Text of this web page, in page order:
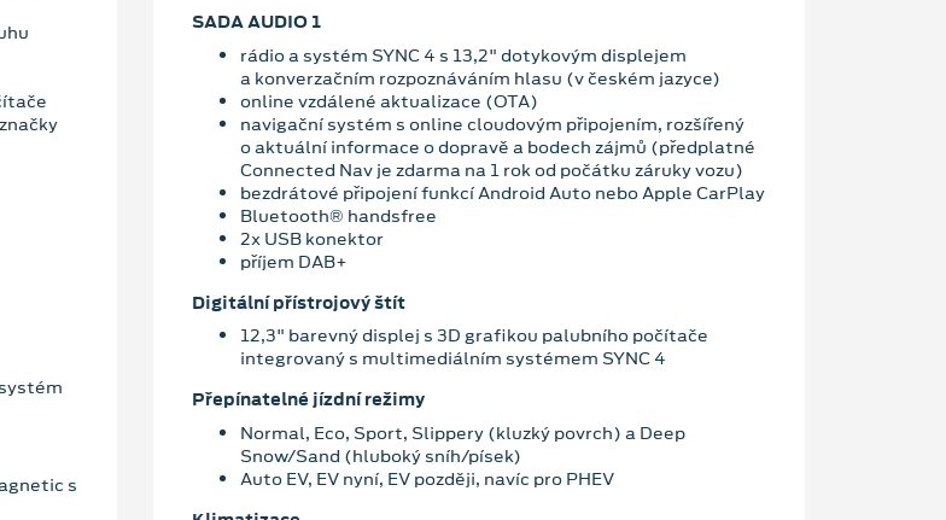
s
SADA AUDIO 1
rádio a systém SYNC 4 s 13,2" dotykovým displejem
a konverzačním rozpoznáváním hlasu (v českém jazyce)
online vzdálené aktualizace (OTA)
navigační systém s online cloudovým připojením, rozšířený
o aktuální informace o dopravě a bodech zájmů (předplatné
Connected Nav je zdarma na 1 rok od počátku záruky vozu)
bezdrátové připojení funkcí Android Auto nebo Apple CarPlay
Bluetooth® handsfree
2x USB konektor
příjem DAB+
Digitální přístrojový štít
12,3" barevný displej s 3D grafikou palubního počítače
integrovaný s multimediálním systémem SYNC 4
Přepínatelné jízdní režimy
Normal, Eco, Sport, Slippery (kluzký povrch) a Deep
Snow/Sand (hluboký sníh/písek)
Auto EV, EV nyní, EV později, navíc pro PHEV